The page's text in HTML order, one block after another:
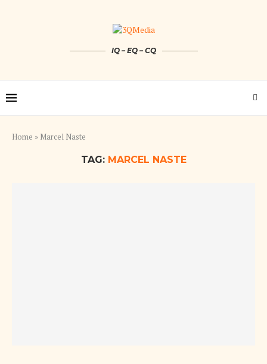
IQ – EQ – CQ
Home » Marcel Naste
TAG: MARCEL NASTE